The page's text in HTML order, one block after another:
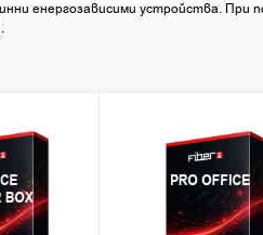
енергозависими устройства. При
BOX
PRO OFFICE